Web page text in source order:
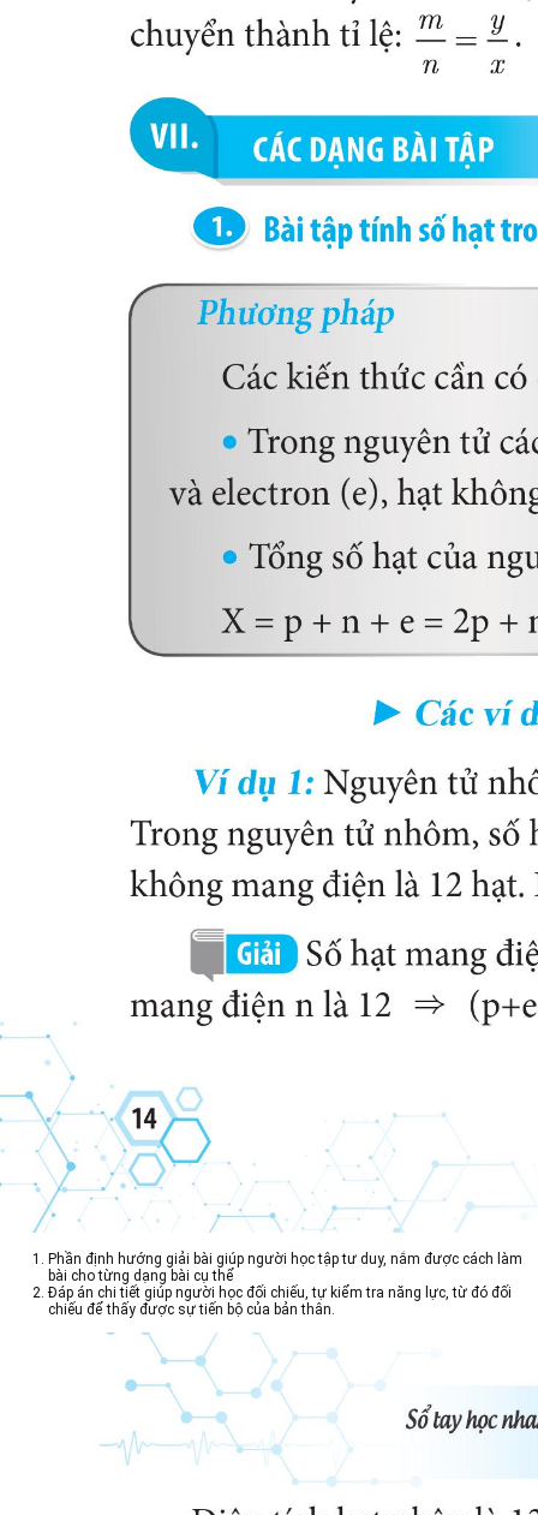
Phần định hướng giải bài giúp người học tập tư duy, nắm được cách làm
bài cho từng dạng bài cụ thể
Đáp án chi tiết giúp người học đối chiếu, tự kiểm tra năng lực, từ đó đối
chiếu để thấy được sự tiến bộ của bản thân.